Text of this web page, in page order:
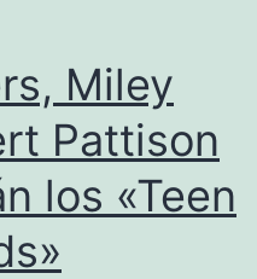
Miley
Pattison
los «Teen